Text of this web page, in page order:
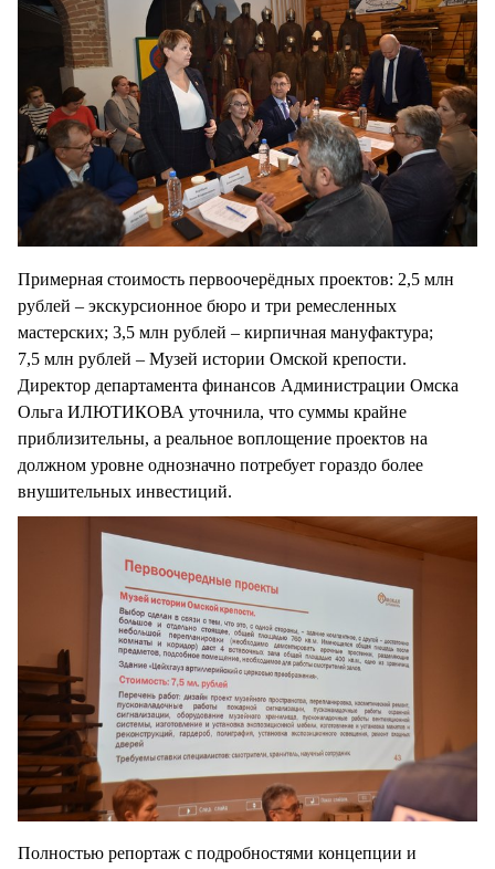
Примерная стоимость первоочерёдных проектов: 2,5 млн
рублей – экскурсионное бюро и три ремесленных
мастерских; 3,5 млн рублей – кирпичная мануфактура;
7,5 млн рублей – Музей истории Омской крепости.
Директор департамента финансов Администрации Омска
Ольга ИЛЮТИКОВА уточнила, что суммы крайне
приблизительны, а реальное воплощение проектов на
должном уровне однозначно потребует гораздо более
внушительных инвестиций.
Полностью репортаж с подробностями концепции и